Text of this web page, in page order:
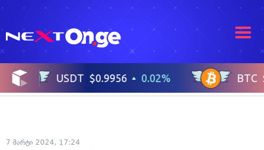
7 მარტი 2024, 17:24